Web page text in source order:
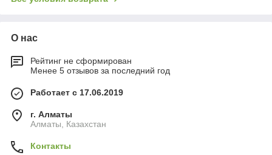
О нас
Рейтинг не сформирован
Менее 5 отзывов за последний год
Работает с 17.06.2019
г. Алматы
Алматы, Казахстан
Контакты